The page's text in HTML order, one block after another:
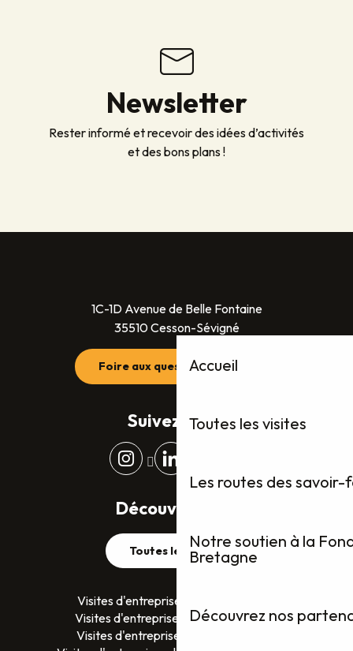
Accueil
Toutes les visites
Les routes des
Notre soutien à la
Bretagne
Découvrez nos
Newsletter
Rester informé et recevoir des idées d’activités
et des bons plans !
1C-1D Avenue de Belle Fontaine
35510 Cesson-Sévigné
Foire aux questions (FAQ)
Suivez-nous
Découvrez plus
Toutes les visites
Visites d'entreprises dans le Finistère
Visites d'entreprises dans le Morbihan
Visites d'entreprises en Ille-et-Vilaine